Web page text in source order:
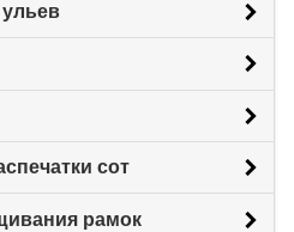
сот
рамок